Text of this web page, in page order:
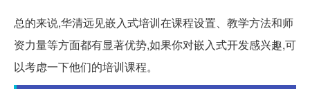
总的来说,华清远见嵌入式培训在课程设置、教学方法和师
资力量等方面都有显著优势,如果你对嵌入式开发感兴趣,可
以考虑一下他们的培训课程。